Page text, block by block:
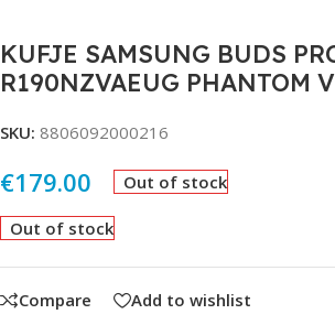
KUFJE SAMSUNG BUDS
R190NZVAEUG PHANTOM
SKU: 8806092000216
€179.00 Out of stock
Out of stock
Compare Add to wishlist